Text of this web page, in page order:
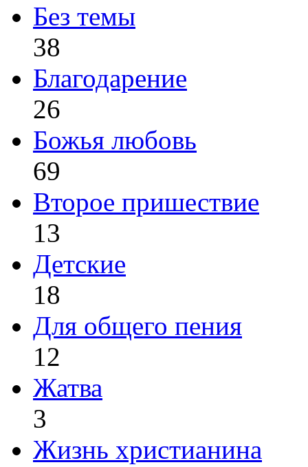
Без темы
38
Благодарение
26
Божья любовь
69
Второе пришествие
13
Детские
18
Для общего пения
12
Жатва
3
Жизнь христианина